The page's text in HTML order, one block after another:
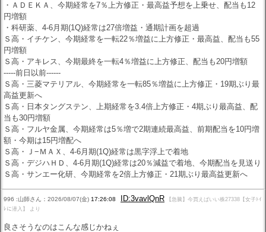
・ＡＤＥＫＡ、今期経常を7％上方修正・最高益予想を上乗せ、配当も12
円増額
・科研薬、4-6月期(1Q)経常は27倍増益・通期計画を超過
Ｓ高・イチケン、今期経常を一転22％増益に上方修正・最高益、配当も55
円増額
Ｓ高・アキレス、今期最終を一転4％増益に上方修正、配当も20円増額
-----前日以前------
Ｓ高・三菱マテリアル、今期経常を一転85％増益に上方修正・19期ぶり最
高益更新へ
Ｓ高・日本タングステン、上期経常を3.4倍上方修正・4期ぶり最高益、配
当も30円増額
Ｓ高・フルヤ金属、今期経常は5％増で2期連続最高益、前期配当を10円増
額・今期は15円増配へ
Ｓ高・Ｊ−ＭＡＸ、4-6月期(1Q)経常は黒字浮上で着地
Ｓ高・デジハＨＤ、4-6月期(1Q)経常は20％減益で着地、今期配当を見送り
Ｓ高・サンエー化研、今期経常を2倍上方修正・21期ぶり最高益更新へ
996 :山師さん：2026/08/07(金) 17:26:08 ID:3vavlQnR
【急騰】今買えばいい株27338【女子ﾄｲ
ﾚに潜入】 より
良さそうなのはこんな感じかねぇ